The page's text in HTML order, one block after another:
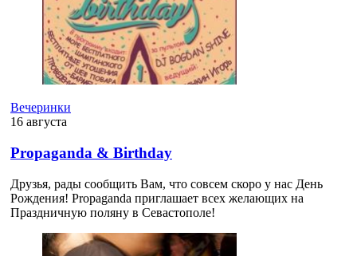
Вечеринки
16 августа
Propaganda & Birthday
Друзья, рады сообщить Вам, что совсем скоро у нас День
Рождения! Propaganda приглашает всех желающих на
Праздничную поляну в Севастополе!